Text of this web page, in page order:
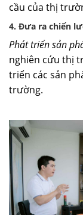
cầu của thị
4. Đưa ra chiến
Phát triển sản
nghiên cứu thị
triển các sản
trường.